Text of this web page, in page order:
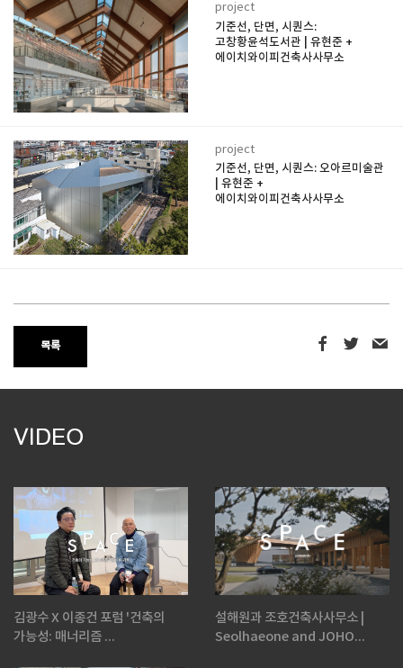
project
기준선, 단면, 시퀀스:
고창황윤석도서관 | 유현준 +
에이치와이피건축사사무소
project
기준선, 단면, 시퀀스: 오아르미술관
| 유현준 +
에이치와이피건축사사무소
목록
VIDEO
김광수 X 이종건 포럼 '건축의
가능성: 매너리즘 ...
설해원과 조호건축사사무소 |
Seolhaeone and JOHO...